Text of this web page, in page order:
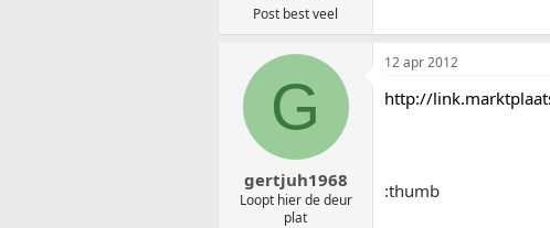
Post best veel
G
gertjuh1968
Loopt hier de deur
plat
12 apr 2012
http://
:thumb